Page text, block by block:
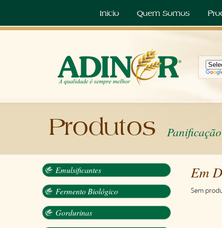
Inicio Quem Somos
Produtos Panificação
Emulsificantes
Fermento Biológico
Gordurinas
Em
Sem